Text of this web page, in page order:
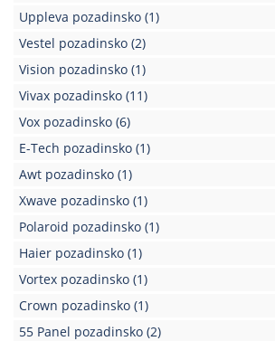
Uppleva pozadinsko (1)
Vestel pozadinsko (2)
Vision pozadinsko (1)
Vivax pozadinsko (11)
Vox pozadinsko (6)
E-Tech pozadinsko (1)
Awt pozadinsko (1)
Xwave pozadinsko (1)
Polaroid pozadinsko (1)
Haier pozadinsko (1)
Vortex pozadinsko (1)
Crown pozadinsko (1)
55 Panel pozadinsko (2)